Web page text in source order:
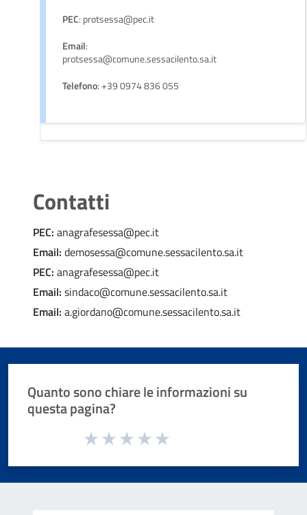
PEC: protsessa@pec.it
Email:
protsessa@comune.sessacilento.sa.it
Telefono: +39 0974 836 055
Contatti
PEC: anagrafesessa@pec.it
Email: demosessa@comune.sessacilento.sa.it
PEC: anagrafesessa@pec.it
Email: sindaco@comune.sessacilento.sa.it
Email: a.giordano@comune.sessacilento.sa.it
Quanto sono chiare le informazioni su
questa pagina?
Valuta da 1 a 5 stelle la pagina